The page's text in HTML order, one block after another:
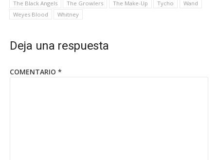
The Black Angels
The Growlers The Make-Up Tycho
Wand
Weyes Blood
Whitney
Deja una respuesta
COMENTARIO *